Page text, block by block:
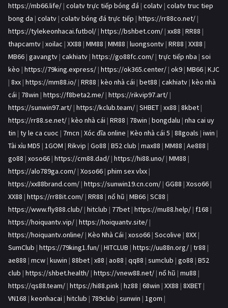
https://mb66.life/ | colatv trực tiếp bóng đá | colatv | colatv truc tiep
bong da | colatv | colatv bóng đá trực tiếp | https://rr88co.net/ |
https://tylekeonhacai.futbol/ | https://bshbet.com/ | xx88 | RR88 |
thapcamtv | xoilac | XX88 | MM88 | MM88 | luongsontv | RR88 | XX88 |
MB66 | gavangtv | cakhiatv | https://go88fc.com/ | trực tiếp nba | soi
kèo | https://79king.express/ | https://ok365.center/ | ok9 | MB66 | KJC
| 8xx | https://mm88.io/ | RR88 | kèo nhà cái | bet88 | cakhiatv | kèo nhà
cái | 78win | https://f8beta2.me/ | https://rikvip97.art/ |
https://sunwin97.art/ | https://kclub.team/ | SHBET | xx88 | 8kbet |
https://rr88.se.net/ | kèo nhà cái | RR88 | 78win | bongdalu | nha cai uy
tin | ty le ca cuoc | 7mcn | Xóc đĩa online | Kèo nhà cái 5 | 88goals | iwin |
Tài xỉu MD5 | 1GOM | Rikvip | Go88 | B52 club | max88 | MM88 | Ae888 |
go88 | xoso66 | https://cm88.dad/ | https://hi88.uno/ | MM88 |
https://alo789ga.com/ | Xoso66 | phim sex vlxx |
https://xx88brand.com/ | https://sunwin19.cn.com/ | GG88 | Xoso66 |
XX88 | https://rr88it.com/ | RR88 | nổ hũ | MB66 | SC88 |
https://www.fly888.club/ | hitclub | 77bet | https://mu88.help/ | f168 |
https://hoiquantv.vip/ | https://hoiquantv.site/ |
https://hoiquantv.online/ | Kèo Nhà Cái | xoso66 | Socolive | 8XX |
SumClub | https://79king1.fun/ | HITCLUB | https://uu88n.org/ | tr88 |
ae888 | mcw | kuwin | 88bet | x88 | ao88 | qq88 | sumclub | go88 | B52
club | https://shbet.health/ | https://vnew88.net/ | nổ hũ | mu88 |
https://qs88.team/ | https://hi88.pink | hz88 | 68win | XX88 | 8XBET |
VN168 | keonhacai | hitclub | 789club | sunwin | 1gom |